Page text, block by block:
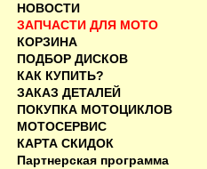
НОВОСТИ
ЗАПЧАСТИ ДЛЯ МОТО
КОРЗИНА
ПОДБОР ДИСКОВ
КАК КУПИТЬ?
ЗАКАЗ ДЕТАЛЕЙ
ПОКУПКА МОТОЦИКЛОВ
МОТОСЕРВИС
КАРТА СКИДОК
Партнерская программа